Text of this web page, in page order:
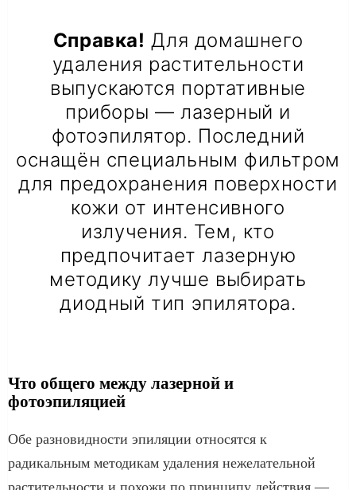
Справка! Для домашнего
удаления растительности
выпускаются портативные
приборы — лазерный и
фотоэпилятор. Последний
оснащён специальным фильтром
для предохранения поверхности
кожи от интенсивного
излучения. Тем, кто
предпочитает лазерную
методику лучше выбирать
диодный тип эпилятора.
Что общего между лазерной и
фотоэпиляцией
Обе разновидности эпиляции относятся к
радикальным методикам удаления нежелательной
растительности и похожи по принципу действия —